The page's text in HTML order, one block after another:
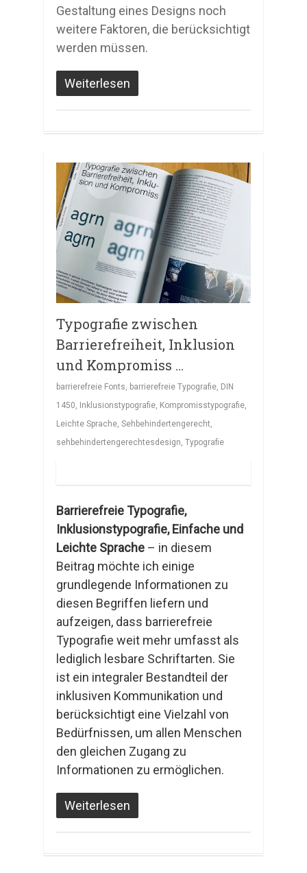
Gestaltung eines Designs noch
weitere Faktoren, die berücksichtigt
werden müssen.
Weiterlesen
Typografie zwischen
Barrierefreiheit, Inklusion
und Kompromiss …
barrierefreie Fonts, barrierefreie Typografie, DIN
1450, Inklusionstypografie, Kompromisstypografie,
Leichte Sprache, Sehbehindertengerecht,
sehbehindertengerechtesdesign, Typografie
Barrierefreie Typografie,
Inklusionstypografie, Einfache und
Leichte Sprache – in diesem
Beitrag möchte ich einige
grundlegende Informationen zu
diesen Begriffen liefern und
aufzeigen, dass barrierefreie
Typografie weit mehr umfasst als
lediglich lesbare Schriftarten. Sie
ist ein integraler Bestandteil der
inklusiven Kommunikation und
berücksichtigt eine Vielzahl von
Bedürfnissen, um allen Menschen
den gleichen Zugang zu
Informationen zu ermöglichen.
Weiterlesen